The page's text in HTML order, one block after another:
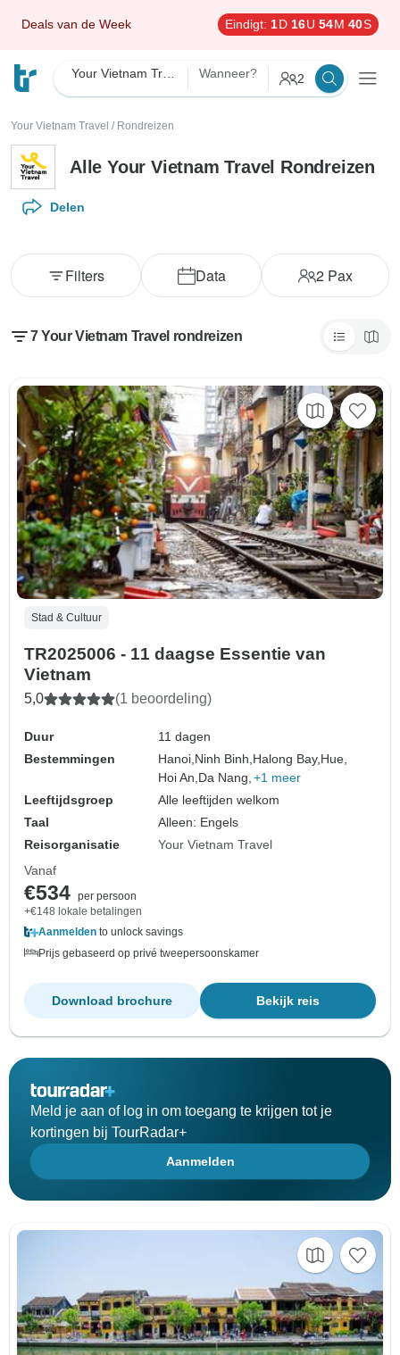
Deals van de Week Eindigt: 1D 16U 54M 39S
Wanneer? 2
Your Vietnam Travel / Rondreizen
Alle Your Vietnam Travel Rondreizen
Delen
Data 2 Pax
Filters
7 Your Vietnam Travel rondreizen
Stad & Cultuur
TR2025006 - 11 daagse Essentie van
Vietnam
5,0 (1 beoordeling)
Duur
11 dagen
Bestemmingen
Hanoi, Ninh Binh, Halong Bay, Hue,
Hoi An, Da Nang, +1 meer
Leeftijdsgroep
Alle leeftijden welkom
Taal
Alleen: Engels
Reisorganisatie
Your Vietnam Travel
Vanaf
€534 per persoon
+€148 lokale betalingen
Aanmelden to unlock savings
Prijs gebaseerd op privé tweepersoonskamer
Bekijk reis
Download brochure
Meld je aan of log in om toegang te krijgen tot je
kortingen bij TourRadar+
Aanmelden